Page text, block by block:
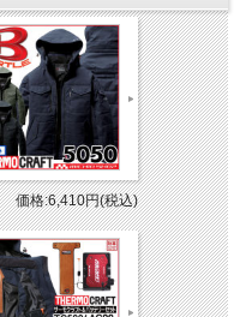
価格:6,410円(税込)